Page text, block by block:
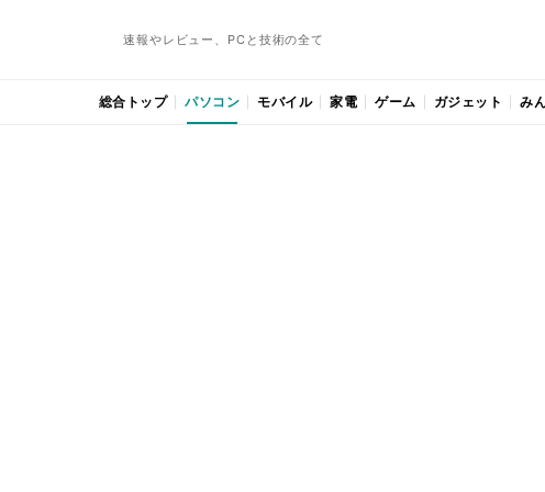
速報やレビュー、PCと技術の全て
総合トップ パソコン モバイル 家電 ゲーム ガジェット み